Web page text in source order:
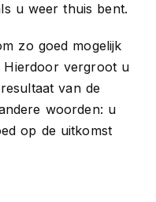
u weer thuis bent.
zo goed mogelijk
Hierdoor vergroot u
van de
woorden: u
op de uitkomst